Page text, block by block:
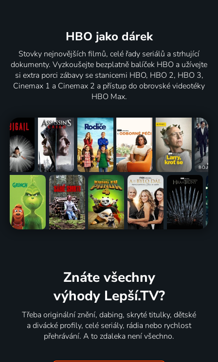
HBO jako dárek
Stovky nejnovějších filmů, celé řady seriálů a strhující
dokumenty. Vyzkoušejte bezplatně balíček HBO a užívejte
si extra porci zábavy se stanicemi HBO, HBO 2, HBO 3,
Cinemax 1 a Cinemax 2 a přístup do obrovské videotéky
HBO Max.
Znáte všechny
výhody Lepší.TV?
Třeba originální znění, dabing, skryté titulky, dětské
a divácké profily, celé seriály, rádia nebo rychlost
přehrávání. A to zdaleka není všechno.